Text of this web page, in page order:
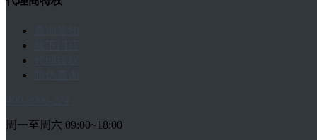
周一至周六 09:00~18:00